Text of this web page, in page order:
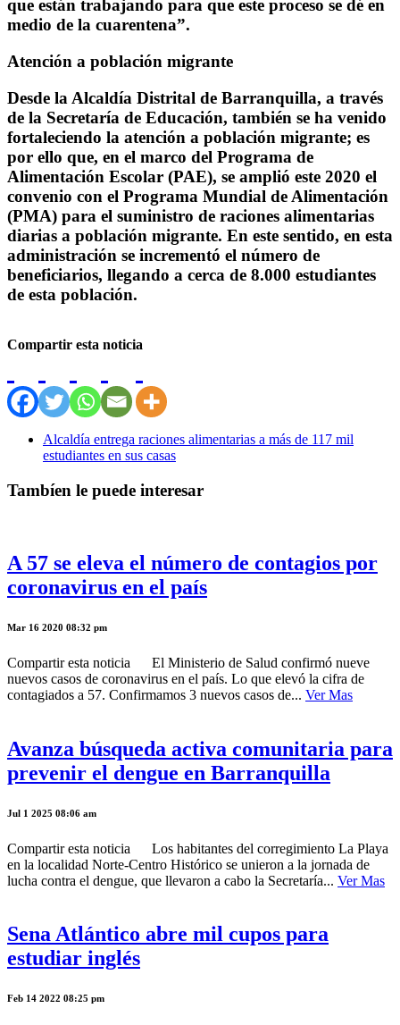
que están trabajando para que este proceso se dé en
medio de la cuarentena”.
Atención a población migrante
Desde la Alcaldía Distrital de Barranquilla, a través
de la Secretaría de Educación, también se ha venido
fortaleciendo la atención a población migrante; es
por ello que, en el marco del Programa de
Alimentación Escolar (PAE), se amplió este 2020 el
convenio con el Programa Mundial de Alimentación
(PMA) para el suministro de raciones alimentarias
diarias a población migrante. En este sentido, en esta
administración se incrementó el número de
beneficiarios, llegando a cerca de 8.000 estudiantes
de esta población.
Compartir esta noticia
Alcaldía entrega raciones alimentarias a más de 117 mil
estudiantes en sus casas
Tambíen le puede interesar
A 57 se eleva el número de contagios por
coronavirus en el país
Mar 16 2020 08:32 pm
Compartir esta noticia El Ministerio de Salud confirmó nueve
nuevos casos de coronavirus en el país. Lo que elevó la cifra de
contagiados a 57. Confirmamos 3 nuevos casos de... Ver Mas
Avanza búsqueda activa comunitaria para
prevenir el dengue en Barranquilla
Jul 1 2025 08:06 am
Compartir esta noticia Los habitantes del corregimiento La Playa
en la localidad Norte-Centro Histórico se unieron a la jornada de
lucha contra el dengue, que llevaron a cabo la Secretaría... Ver Mas
Sena Atlántico abre mil cupos para
estudiar inglés
Feb 14 2022 08:25 pm